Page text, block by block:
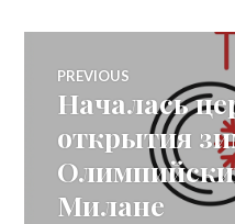
Post
navigation
PREVIOUS
Previous
Началась
открытия
Милане